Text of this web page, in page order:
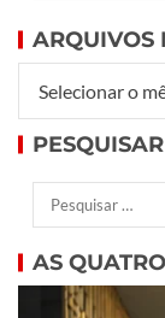
ARQUIVOS
AS